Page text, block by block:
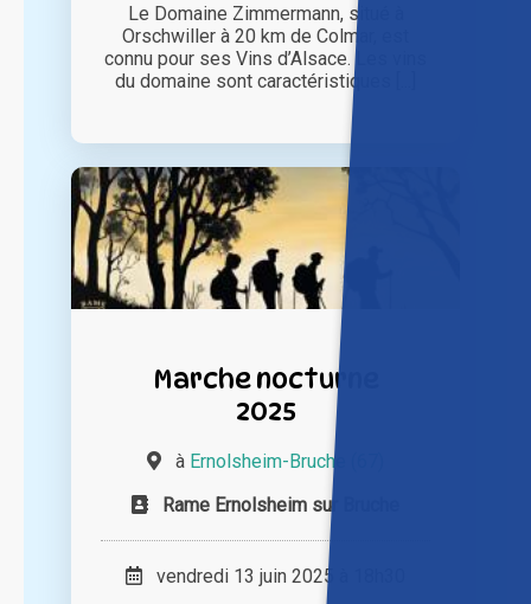
Le Domaine Zimmermann, situé à
Orschwiller à 20 km de Colmar, est
connu pour ses Vins d’Alsace. Les vins
du domaine sont caractéristiques [...]
Marche nocturne
2025
à Ernolsheim-Bruche (67)
Rame Ernolsheim sur Bruche
vendredi 13 juin 2025 à 18h30